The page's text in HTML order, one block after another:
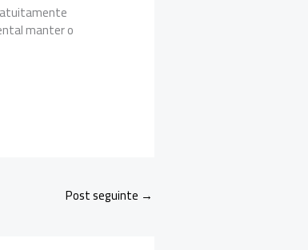
manter o
Post seguinte →